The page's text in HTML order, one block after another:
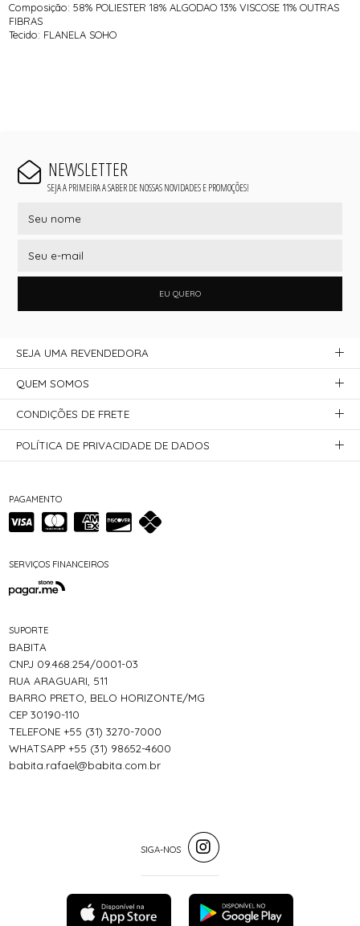
Composição: 58% POLIESTER 18% ALGODAO 13% VISCOSE 11% OUTRAS
FIBRAS
Tecido: FLANELA SOHO
NEWSLETTER
SEJA A PRIMEIRA A SABER DE NOSSAS NOVIDADES E PROMOÇÕES!
EU QUERO
PAGAMENTO
SERVIÇOS FINANCEIROS
SUPORTE
BABITA
CNPJ 09.468.254/0001-03
RUA ARAGUARI, 511
BARRO PRETO, BELO HORIZONTE/MG
CEP 30190-110
TELEFONE +55 (31) 3270-7000
WHATSAPP +55 (31) 98652-4600
babita.rafael@babita.com.br
SEJA UMA REVENDEDORA
QUEM SOMOS
CONDIÇÕES DE FRETE
POLÍTICA DE PRIVACIDADE DE DADOS